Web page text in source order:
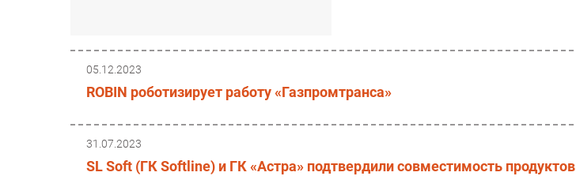
05.12.2023
ROBIN роботизирует работу «Газпромтранса»
31.07.2023
SL Soft (ГК Softline) и ГК «Астра» подтвердили совместимость продуктов